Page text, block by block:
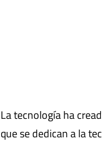
La tecnología ha
que se dedican a la